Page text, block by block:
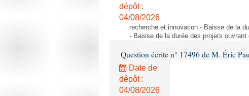
dépôt :
04/08/2026
recherche et innovation - Baisse de la
- Baisse de la durée des projets
Question écrite n° 17496 de M. Éric
Date de
dépôt :
04/08/2026